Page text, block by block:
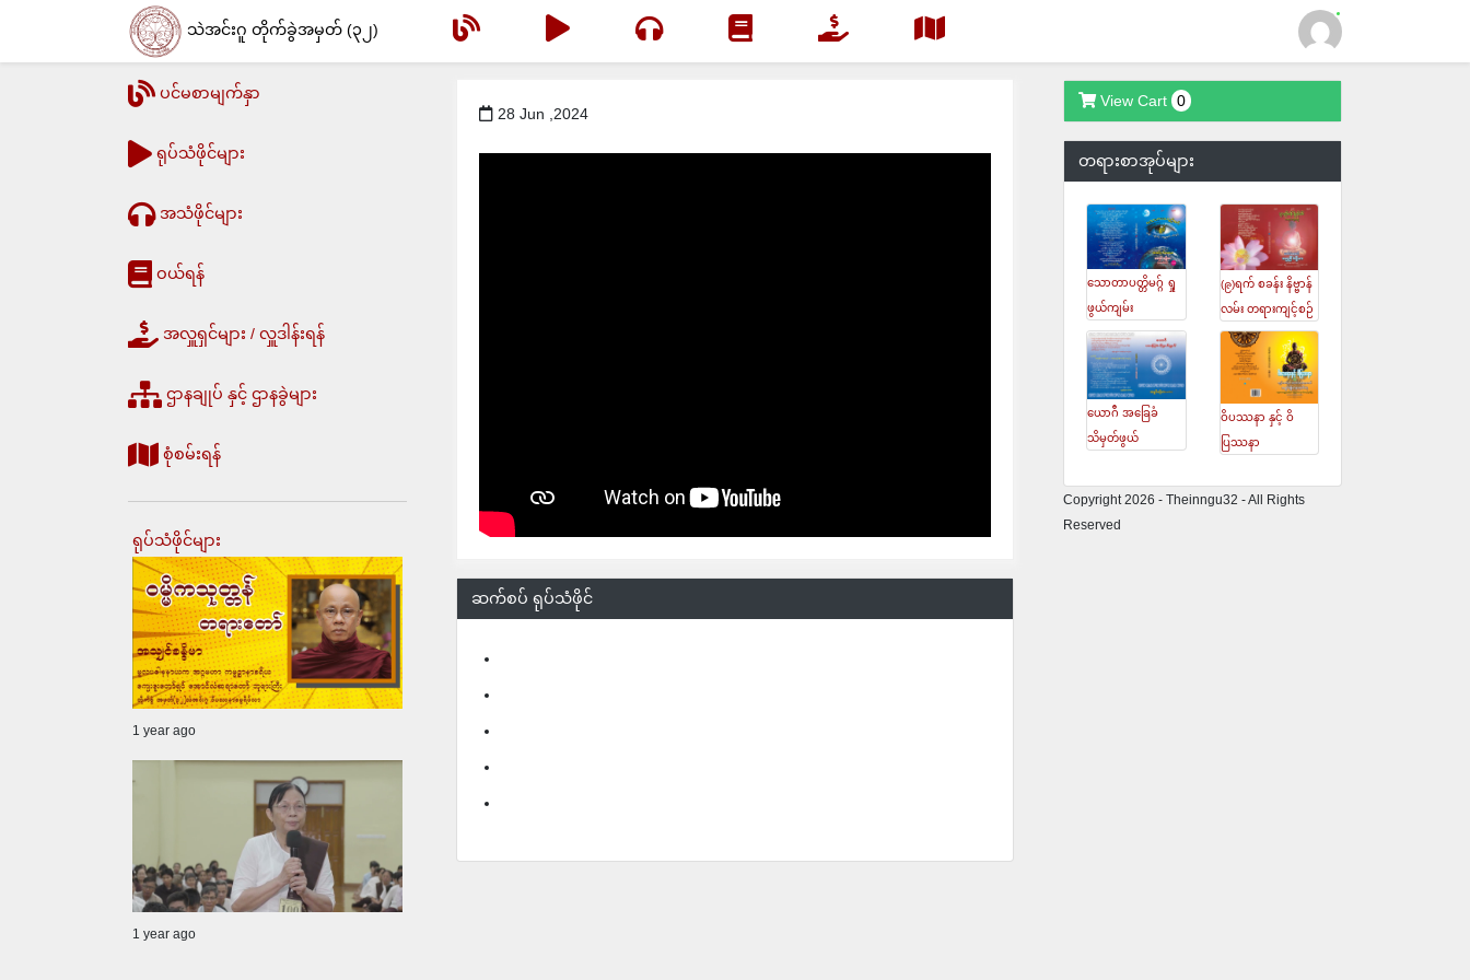
သဲအင်းဂူ တိုက်ခွဲအမှတ် (၃၂)
Login
ပင်မစာမျက်နှာ
ရုပ်သံဖိုင်များ
အသံဖိုင်များ
ဝယ်ရန်
အလှူရှင်များ / လှူဒါန်းရန်
ဌာနချုပ် နှင့် ဌာနခွဲများ
စုံစမ်းရန်
ရုပ်သံဖိုင်များ
1 year ago
1 year ago
28 Jun ,2024
ဆက်စပ် ရုပ်သံဖိုင်
View Cart 0
တရားစာအုပ်များ
သောတာပတ္တိမဂ္ဂ် ရှု
ဖွယ်ကျမ်း
(၉)ရက် စခန်း နိဗ္ဗာန်
လမ်း တရားကျင့်စဉ်
ယောဂီ အခြေခံ
သိမှတ်ဖွယ်
ဝိပဿနာ နှင့် ဝိ
ပြဿနာ
Copyright 2026 - Theinngu32 - All Rights
Reserved